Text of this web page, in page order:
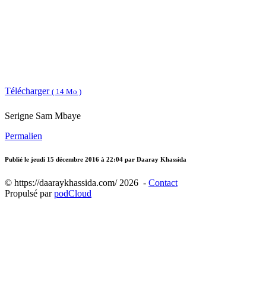
Télécharger ( 14 Mo )
Serigne Sam Mbaye
Permalien
Publié le jeudi 15 décembre 2016 à 22:04 par Daaray Khassida
© https://daaraykhassida.com/ 2026 - Contact
Propulsé parpodCloud